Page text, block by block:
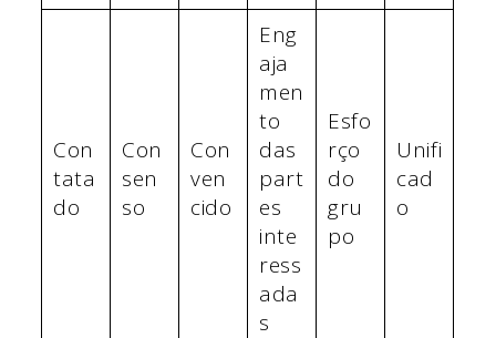
Con
tata
do
Con
sen
so
Con
ven
cido
Eng
aja
men
to
das
part
es
inte
ress
ada
s
Esfo
rço
do
gru
po
Unifi
cad
o